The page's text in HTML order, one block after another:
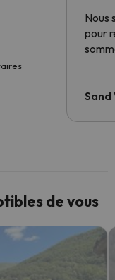
Nous
pour
Sand
de vous